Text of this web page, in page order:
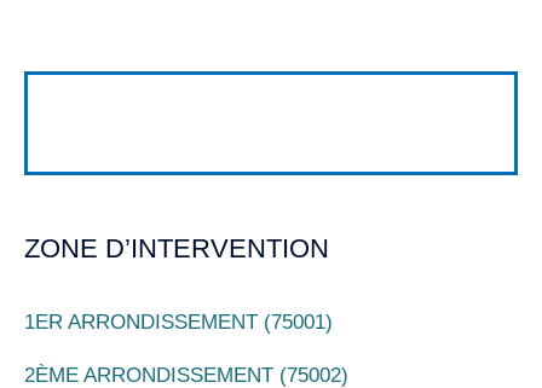
ZONE D’INTERVENTION
1ER ARRONDISSEMENT (75001)
2ÈME ARRONDISSEMENT (75002)